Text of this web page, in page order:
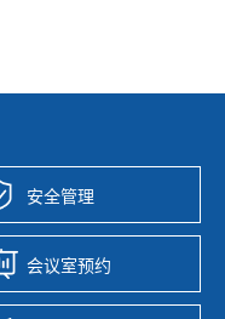
安全管理
会议室预约